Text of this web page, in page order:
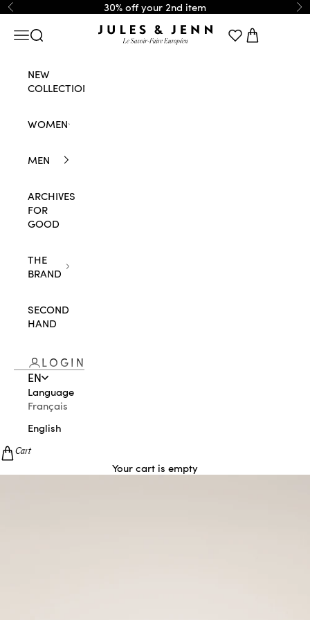
Skip to content
Previous 30% off your 2nd item
JULES & JENN
Navigation menu
Search Cart
NEW
COLLECTION
WOMEN
MEN
ARCHIVES
FOR
GOOD
THE
BRAND
SECOND
HAND
LOGIN
EN
Language
Français
English
Cart
Your cart is empty